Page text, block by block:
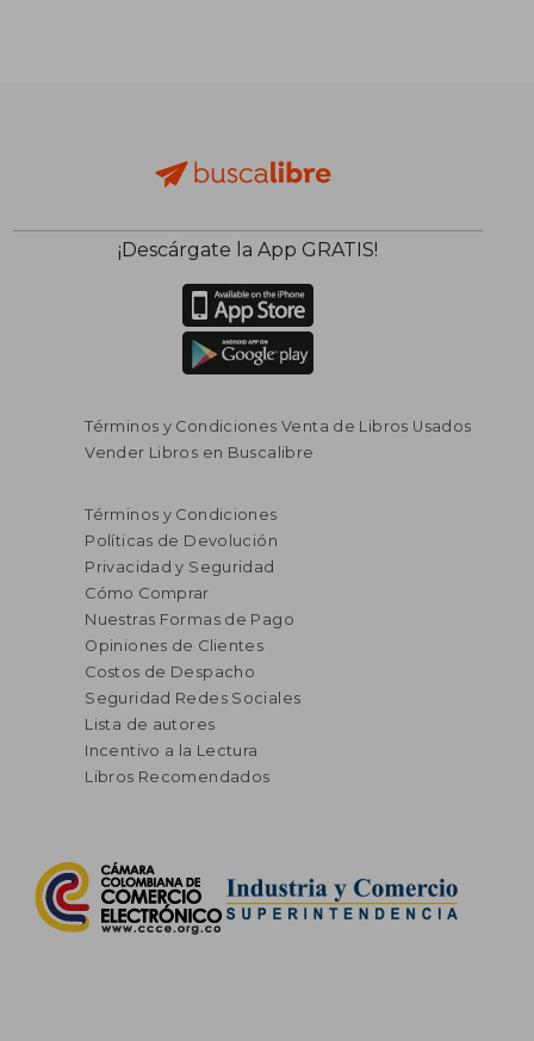
45%
dcto. $ 161.231
¡Descárgate la App GRATIS!
Términos y Condiciones Venta de Libros Usados
Vender Libros en Buscalibre
Términos y Condiciones
Políticas de Devolución
Privacidad y Seguridad
Cómo Comprar
Nuestras Formas de Pago
Opiniones de Clientes
Costos de Despacho
Seguridad Redes Sociales
Lista de autores
Incentivo a la Lectura
Libros Recomendados